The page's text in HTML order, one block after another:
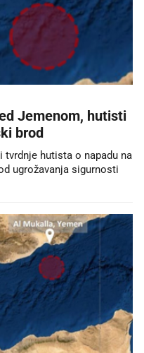
Jemenom, hutisti
brod
tvrdnje hutista o napadu na
ugrožavanja sigurnosti